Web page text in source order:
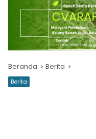
Beranda Berita
Berita